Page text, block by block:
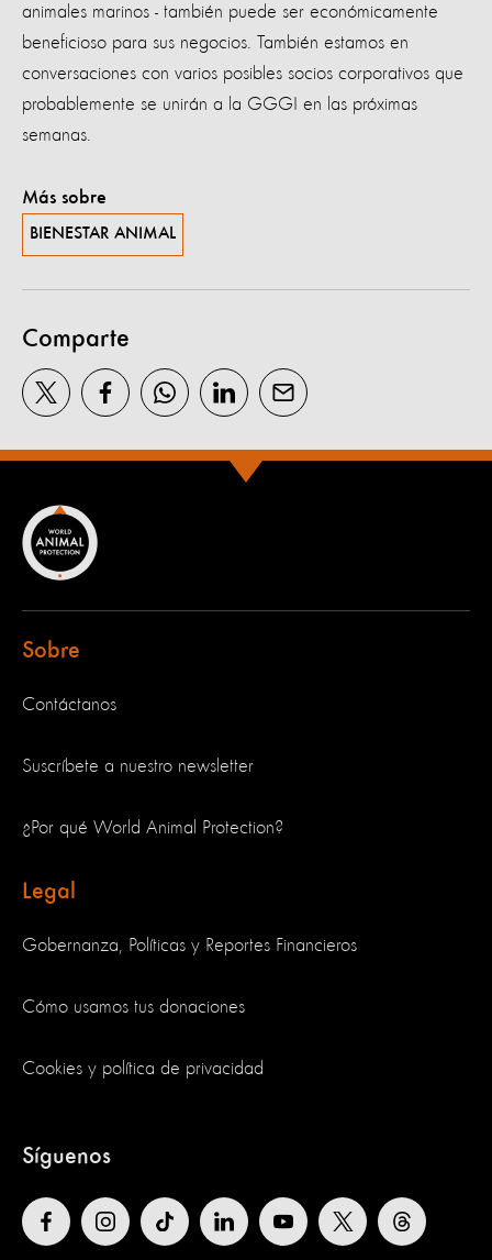
animales marinos - también puede ser económicamente
beneficioso para sus negocios. También estamos en
conversaciones con varios posibles socios corporativos que
probablemente se unirán a la GGGI en las próximas
semanas.
Más sobre
BIENESTAR ANIMAL
Comparte
Sobre
Contáctanos
Suscríbete a nuestro newsletter
¿Por qué World Animal Protection?
Legal
Gobernanza, Políticas y Reportes Financieros
Cómo usamos tus donaciones
Cookies y política de privacidad
Síguenos